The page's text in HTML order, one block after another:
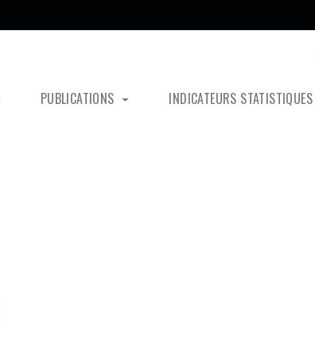
PUBLICATIONS INDICATEURS STATISTIQUES